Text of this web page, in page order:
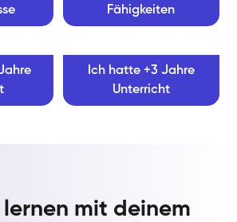
Fähigkeiten
Ich hatte +3 Jahre
Unterricht
lernen mit deinem